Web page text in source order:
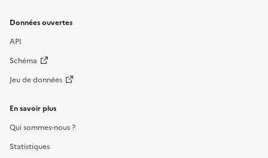
Données ouvertes
API
Schéma
Jeu de données
En savoir plus
Qui sommes-nous ?
Statistiques